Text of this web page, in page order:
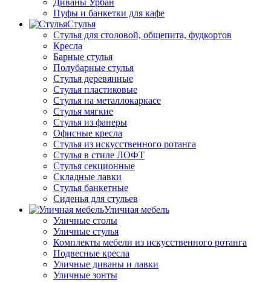
Диваны Урбан
Пуфы и банкетки для кафе
Стулья
Стулья для столовой, общепита, фудкортов
Кресла
Барные стулья
Полубарные стулья
Стулья деревянные
Стулья пластиковые
Стулья на металлокаркасе
Стулья мягкие
Стулья из фанеры
Офисные кресла
Стулья из искусственного ротанга
Стулья в стиле ЛОФТ
Стулья секционные
Складные лавки
Стулья банкетные
Сиденья для стульев
Уличная мебель
Уличные столы
Уличные стулья
Комплекты мебели из искусственного ротанга
Подвесные кресла
Уличные диваны и лавки
Уличные зонты